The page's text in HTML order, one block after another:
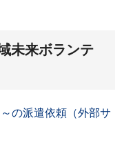
未来ボランテ
の派遣依頼（外部サ